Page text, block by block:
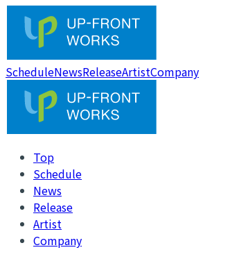
ScheduleNewsReleaseArtistCompany
Top
Schedule
News
Release
Artist
Company